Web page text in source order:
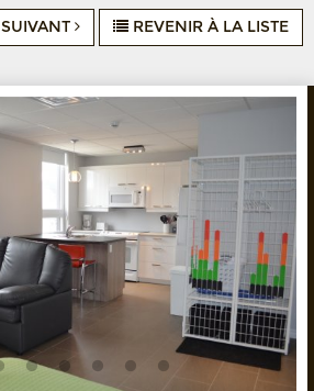
SUIVANT REVENIR À LA LISTE